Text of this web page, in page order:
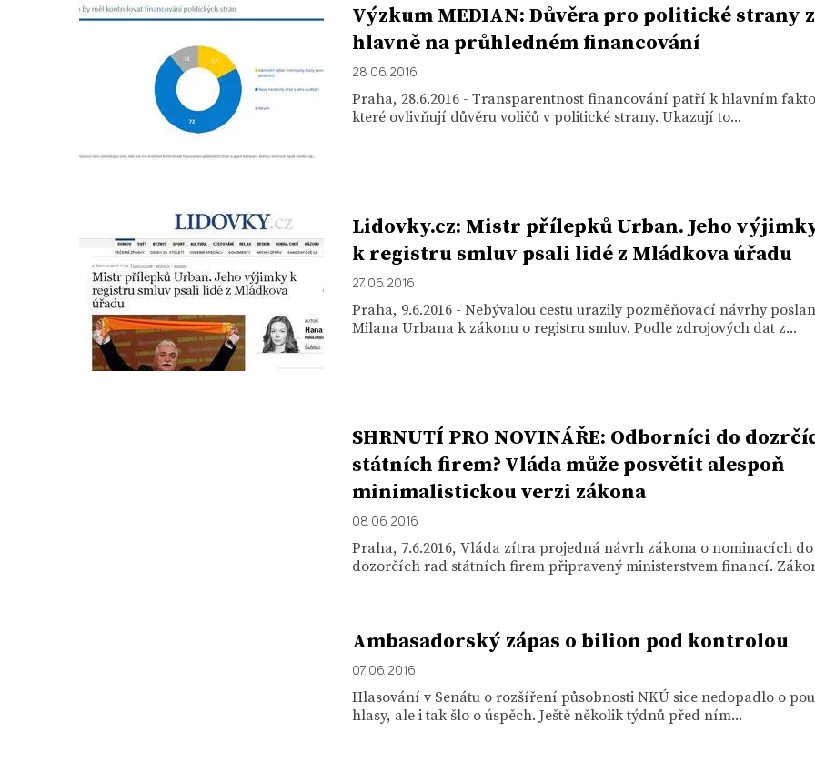
Výzkum MEDIAN: Důvěra pro politické strany
hlavně na průhledném financování
28. 06. 2016
Praha, 28.6.2016 - Transparentnost financování patří k hlavním
které ovlivňují důvěru voličů v politické strany. Ukazují to...
Lidovky.cz: Mistr přílepků Urban. Jeho
k registru smluv psali lidé z Mládkova úřadu
27. 06. 2016
Praha, 9.6.2016 - Nebývalou cestu urazily pozměňovací návrhy
Milana Urbana k zákonu o registru smluv. Podle zdrojových dat z...
SHRNUTÍ PRO NOVINÁŘE: Odborníci do
státních firem? Vláda může posvětit alespoň
minimalistickou verzi zákona
08. 06. 2016
Praha, 7.6.2016, Vláda zítra projedná návrh zákona o nominacích do
dozorčích rad státních firem připravený ministerstvem financí.
Ambasadorský zápas o bilion pod kontrolou
07. 06. 2016
Hlasování v Senátu o rozšíření působnosti NKÚ sice nedopadlo o
hlasy, ale i tak šlo o úspěch. Ještě několik týdnů před ním...